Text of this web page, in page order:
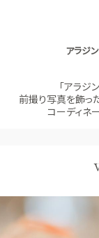
アラジ
「アラジ
前撮り写真を飾っ
コーディネ